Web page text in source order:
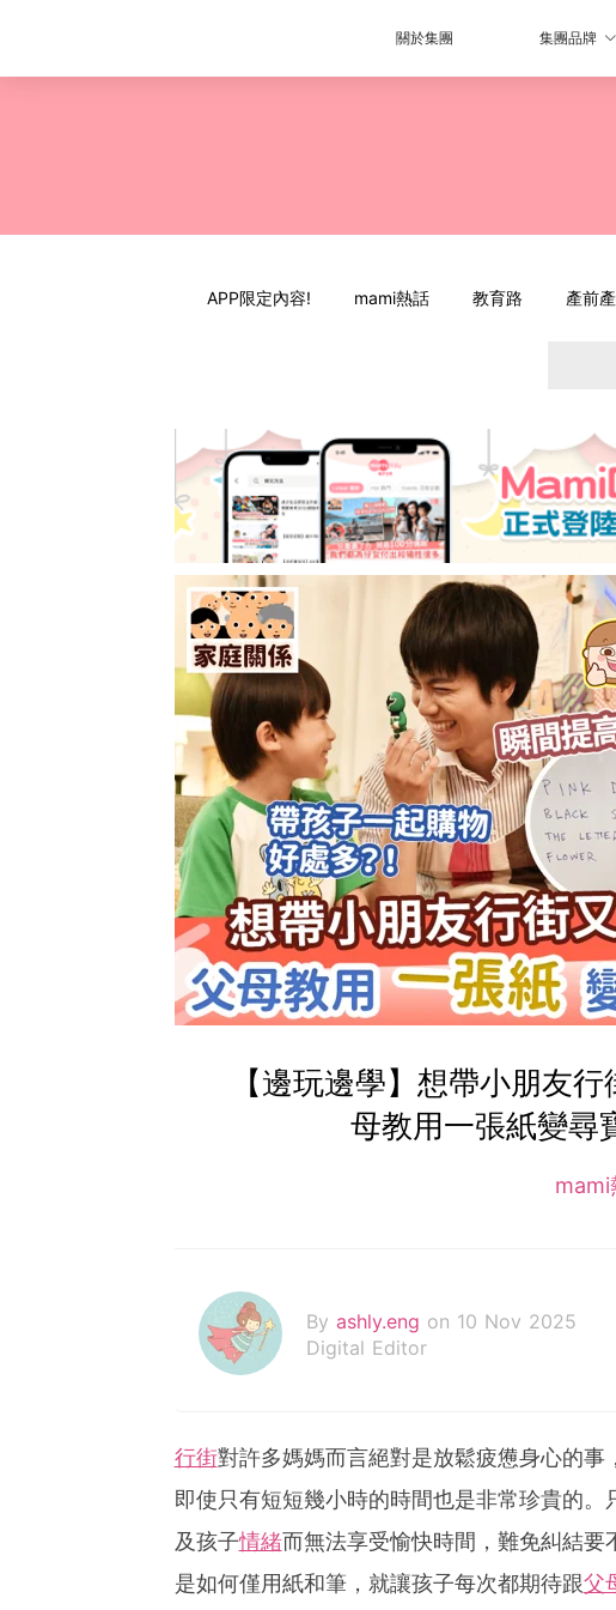
關於集團 集團品牌
APP限定內容! mami熱話 教育路 產前
【邊玩邊學】想帶小朋友
母教用一張紙變尋
mami
By ashly.eng on 10 Nov 2025
Digital Editor
行街對許多媽媽而言絕對是放鬆疲憊身心的事
即使只有短短幾小時的時間也是非常珍貴的
及孩子情緒而無法享受愉快時間，難免糾結
是如何僅用紙和筆，就讓孩子每次都期待跟父